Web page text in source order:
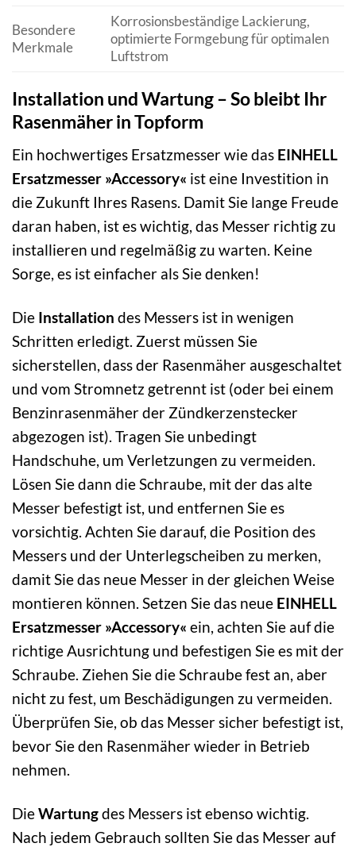
Besondere
Merkmale
Korrosionsbeständige Lackierung,
optimierte Formgebung für optimalen
Luftstrom
Installation und Wartung – So bleibt Ihr
Rasenmäher in Topform
Ein hochwertiges Ersatzmesser wie das EINHELL
Ersatzmesser »Accessory« ist eine Investition in
die Zukunft Ihres Rasens. Damit Sie lange Freude
daran haben, ist es wichtig, das Messer richtig zu
installieren und regelmäßig zu warten. Keine
Sorge, es ist einfacher als Sie denken!
Die Installation des Messers ist in wenigen
Schritten erledigt. Zuerst müssen Sie
sicherstellen, dass der Rasenmäher ausgeschaltet
und vom Stromnetz getrennt ist (oder bei einem
Benzinrasenmäher der Zündkerzenstecker
abgezogen ist). Tragen Sie unbedingt
Handschuhe, um Verletzungen zu vermeiden.
Lösen Sie dann die Schraube, mit der das alte
Messer befestigt ist, und entfernen Sie es
vorsichtig. Achten Sie darauf, die Position des
Messers und der Unterlegscheiben zu merken,
damit Sie das neue Messer in der gleichen Weise
montieren können. Setzen Sie das neue EINHELL
Ersatzmesser »Accessory« ein, achten Sie auf die
richtige Ausrichtung und befestigen Sie es mit der
Schraube. Ziehen Sie die Schraube fest an, aber
nicht zu fest, um Beschädigungen zu vermeiden.
Überprüfen Sie, ob das Messer sicher befestigt ist,
bevor Sie den Rasenmäher wieder in Betrieb
nehmen.
DieWartungdes Messers ist ebenso wichtig.
Nach jedem Gebrauch sollten Sie das Messer auf